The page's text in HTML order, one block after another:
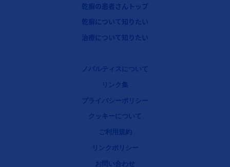
乾癬の患者さんトップ
乾癬について知りたい
治療について知りたい
Legal [Footer Second]ノバルティスについて
リンク集
プライバシーポリシー
クッキーについて
ご利用規約
リンクポリシー
お問い合わせ